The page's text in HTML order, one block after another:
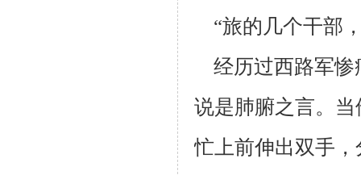
“旅的几个干部
经历过西路军惨
说是肺腑之言。
忙上前伸出双手，